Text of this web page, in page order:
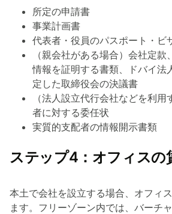
所定の申請書
事業計画書
代表者・役員のパスポート・ビ
（親会社がある場合）会社定
情報を証明する書類、ドバイ法
定した取締役会の決議書
（法人設立代行会社などを利
者に対する委任状
実質的支配者の情報開示書類
ステップ4：オフィスの
本土で会社を設立する場合、オフィ
ます。フリーゾーン内では、バーチ